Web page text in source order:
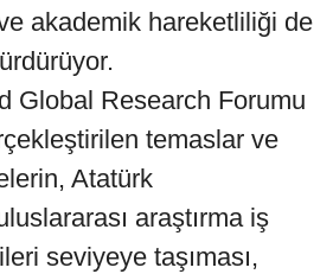
akademik hareketliliği de
Global Research Forumu
temaslar ve
Atatürk
araştırma iş
seviyeye taşıması,